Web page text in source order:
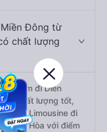
Đông từ
chất lượng
nằm đi Diên
chất lượng tốt,
Phát Limousine đi
Hòa với điểm